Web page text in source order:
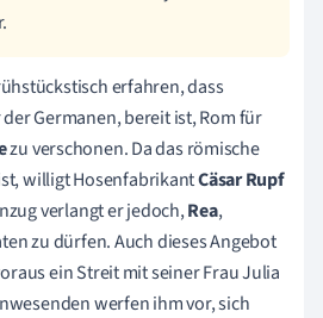
erfahren, dass
Germanen, bereit ist, Rom für
zu verschonen. Da das römische
willigt HosenfabrikantCäsar Rupf
verlangt er jedoch,Rea,
zu dürfen. Auch dieses Angebot
ein Streit mit seiner Frau Julia
werfen ihm vor, sich